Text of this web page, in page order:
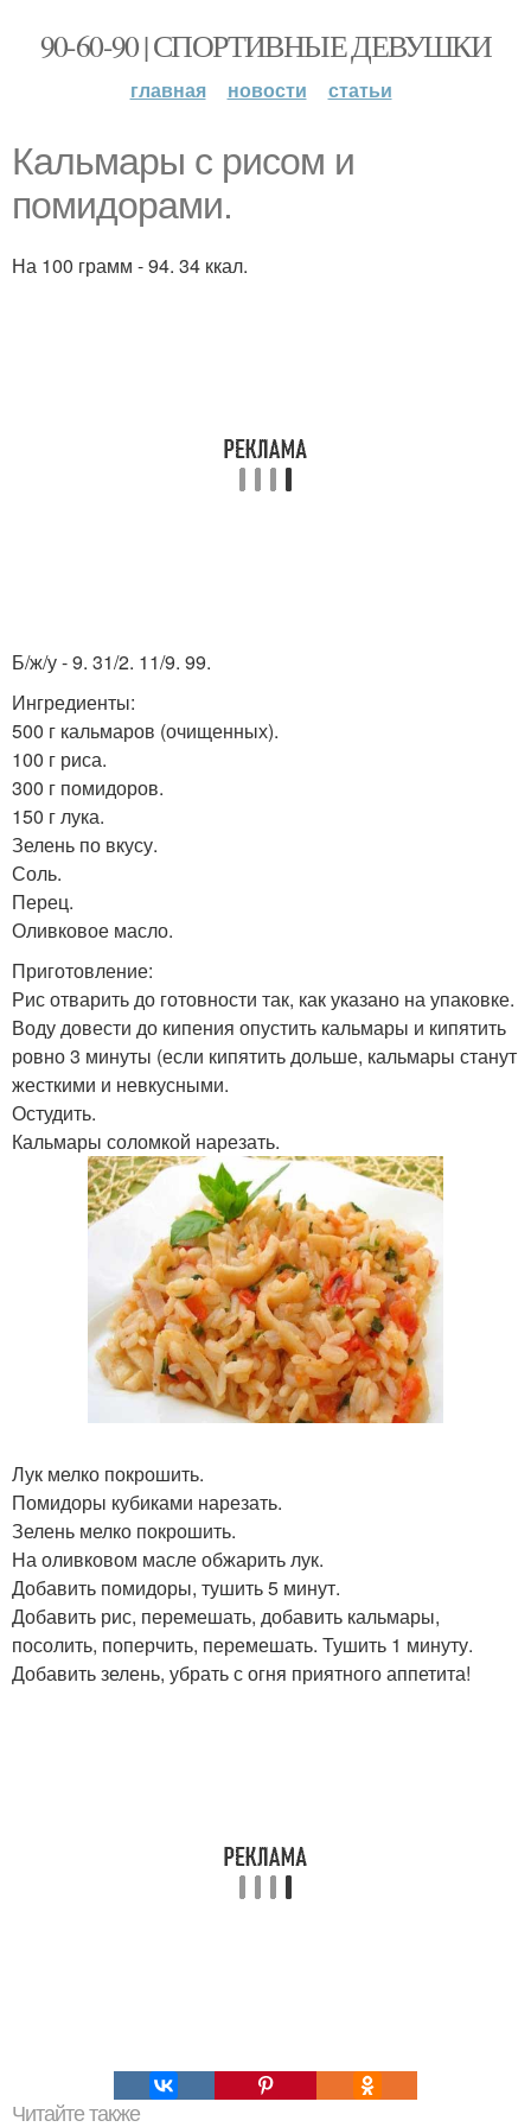
90-60-90 | СПОРТИВНЫЕ ДЕВУШКИ
главная новости статьи
Кальмары с рисом и
помидорами.
На 100 грамм - 94. 34 ккал.
Б/ж/у - 9. 31/2. 11/9. 99.
Ингредиенты:
500 г кальмаров (очищенных).
100 г риса.
300 г помидоров.
150 г лука.
Зелень по вкусу.
Соль.
Перец.
Оливковое масло.
Приготовление:
Рис отварить до готовности так, как указано на упаковке.
Воду довести до кипения опустить кальмары и кипятить
ровно 3 минуты (если кипятить дольше, кальмары станут
жесткими и невкусными.
Остудить.
Кальмары соломкой нарезать.
Лук мелко покрошить.
Помидоры кубиками нарезать.
Зелень мелко покрошить.
На оливковом масле обжарить лук.
Добавить помидоры, тушить 5 минут.
Добавить рис, перемешать, добавить кальмары,
посолить, поперчить, перемешать. Тушить 1 минуту.
Добавить зелень, убрать с огня приятного аппетита!
Читайте также